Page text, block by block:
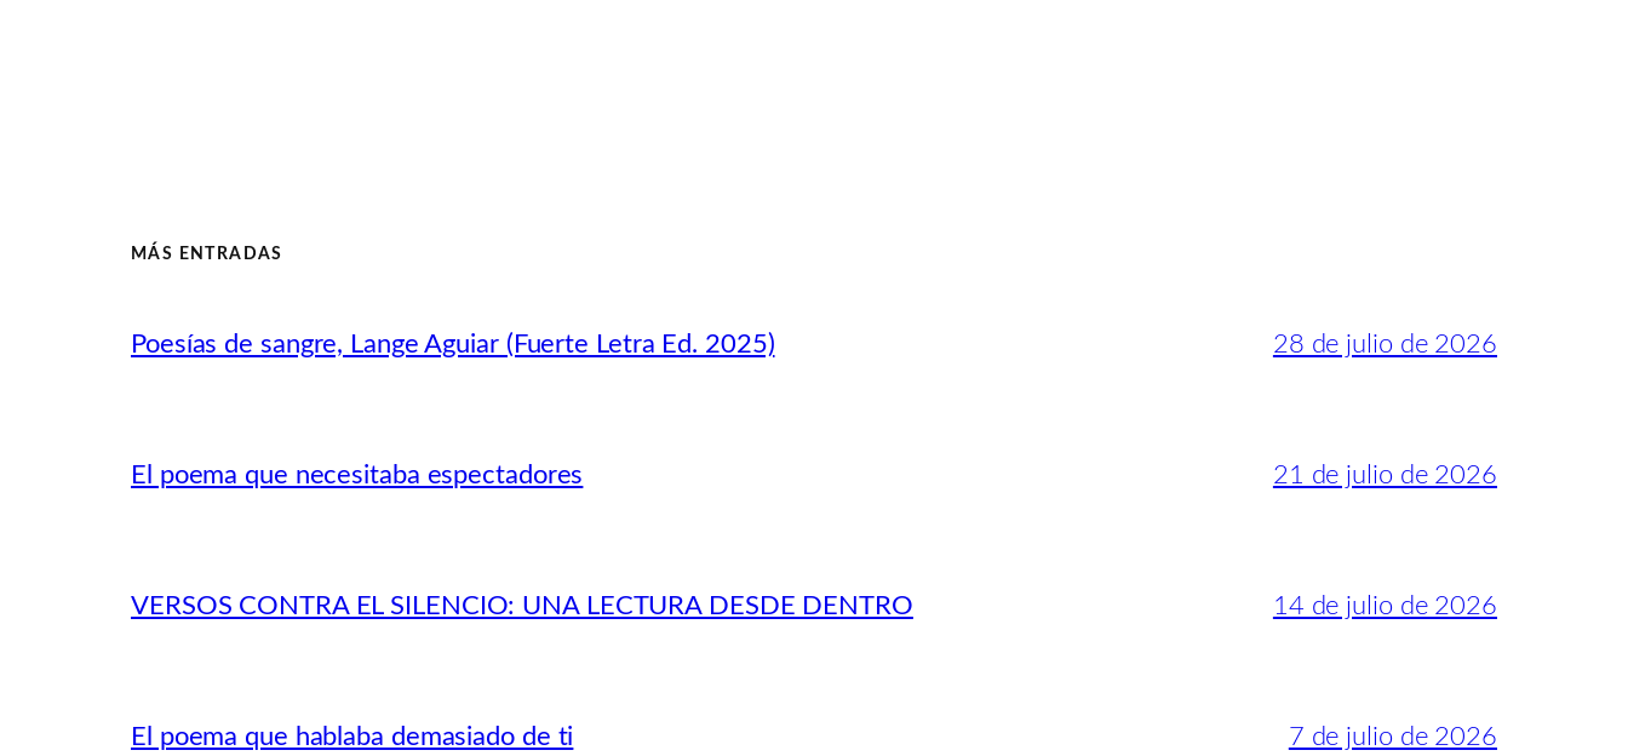
MÁS ENTRADAS
Poesías de sangre, Lange Aguiar (Fuerte Letra Ed. 2025) 28 de julio de 2026
El poema que necesitaba espectadores 21 de julio de 2026
VERSOS CONTRA EL SILENCIO: UNA LECTURA DESDE DENTRO 14 de julio de 2026
El poema que hablaba demasiado de ti 7 de julio de 2026